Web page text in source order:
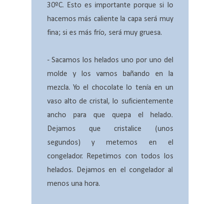
30ºC. Esto es importante porque si lo
hacemos más caliente la capa será muy
fina; si es más frío, será muy gruesa.
- Sacamos los helados uno por uno del
molde y los vamos bañando en la
mezcla. Yo el chocolate lo tenía en un
vaso alto de cristal, lo suficientemente
ancho para que quepa el helado.
Dejamos que cristalice (unos
segundos) y metemos en el
congelador. Repetimos con todos los
helados. Dejamos en el congelador al
menos una hora.